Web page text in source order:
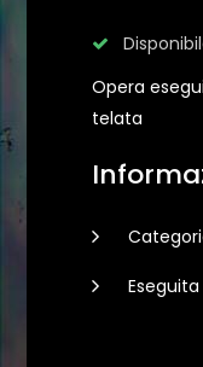
Opera
telata
Eseguita